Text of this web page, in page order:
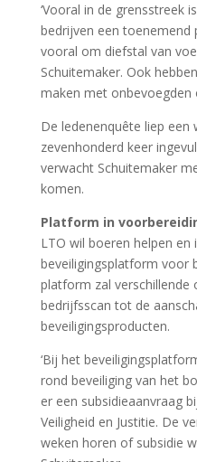
‘Vooral in de grensstreek
bedrijven een toenemend
vooral om diefstal van
Schuitemaker. Ook
maken met onbevoegden
De ledenenquête liep een
zevenhonderd keer
verwacht Schuitemaker
komen.
Platform in
LTO wil boeren helpen
beveiligingsplatform voor
platform zal verschillende
bedrijfsscan tot de
beveiligingsproducten.
‘Bij het
rond beveiliging van het
er een subsidieaanvraag
Veiligheid en Justitie. De
weken horen of subsidie